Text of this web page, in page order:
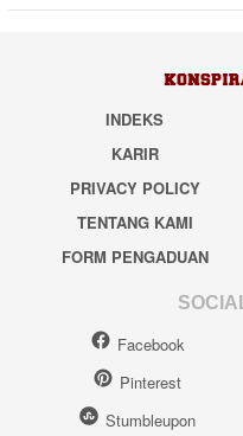
INDEKS
KARIR
PRIVACY POLICY
TENTANG KAMI
FORM PENGADUAN
Facebook
Pinterest
Stumbleupon